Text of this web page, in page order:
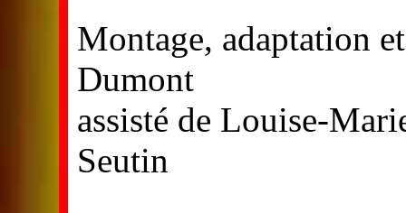
Montage, adaptation
Dumont
assisté de Louise-
Seutin